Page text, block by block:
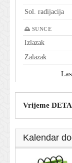
Sol. radijacija
🌅 SUNCE
Izlazak
Zalazak
Vrijeme
Kalendar